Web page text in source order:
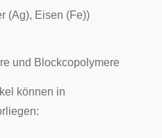
(Ag), Eisen (Fe))
und Blockcopolymere
können in